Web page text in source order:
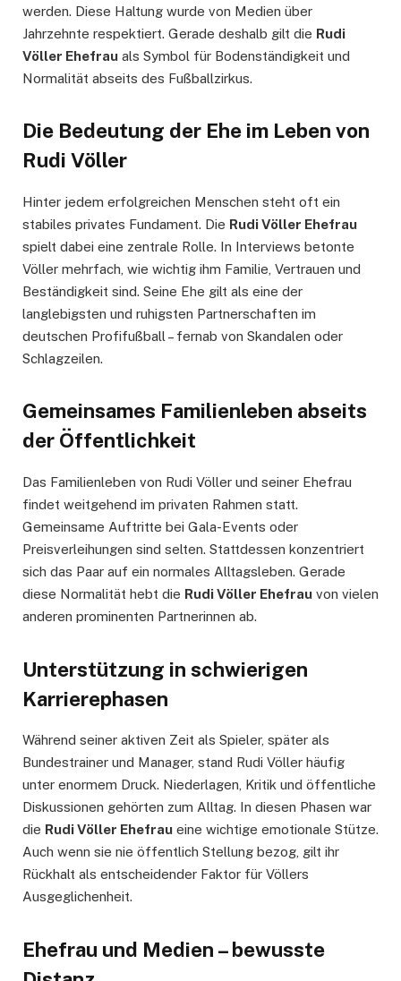
werden. Diese Haltung wurde von Medien über
Jahrzehnte respektiert. Gerade deshalb gilt die Rudi
Völler Ehefrau als Symbol für Bodenständigkeit und
Normalität abseits des Fußballzirkus.
Die Bedeutung der Ehe im Leben von
Rudi Völler
Hinter jedem erfolgreichen Menschen steht oft ein
stabiles privates Fundament. Die Rudi Völler Ehefrau
spielt dabei eine zentrale Rolle. In Interviews betonte
Völler mehrfach, wie wichtig ihm Familie, Vertrauen und
Beständigkeit sind. Seine Ehe gilt als eine der
langlebigsten und ruhigsten Partnerschaften im
deutschen Profifußball – fernab von Skandalen oder
Schlagzeilen.
Gemeinsames Familienleben abseits
der Öffentlichkeit
Das Familienleben von Rudi Völler und seiner Ehefrau
findet weitgehend im privaten Rahmen statt.
Gemeinsame Auftritte bei Gala-Events oder
Preisverleihungen sind selten. Stattdessen konzentriert
sich das Paar auf ein normales Alltagsleben. Gerade
diese Normalität hebt die Rudi Völler Ehefrau von vielen
anderen prominenten Partnerinnen ab.
Unterstützung in schwierigen
Karrierephasen
Während seiner aktiven Zeit als Spieler, später als
Bundestrainer und Manager, stand Rudi Völler häufig
unter enormem Druck. Niederlagen, Kritik und öffentliche
Diskussionen gehörten zum Alltag. In diesen Phasen war
die Rudi Völler Ehefrau eine wichtige emotionale Stütze.
Auch wenn sie nie öffentlich Stellung bezog, gilt ihr
Rückhalt als entscheidender Faktor für Völlers
Ausgeglichenheit.
Ehefrau und Medien – bewusste